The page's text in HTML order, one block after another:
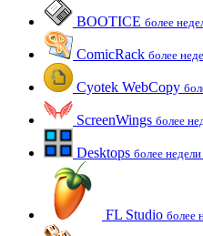
BOOTICE более
ComicRack более
Cyotek WebCopy
ScreenWings более
Desktops более недели
FL Studio более